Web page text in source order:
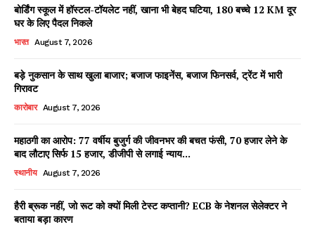
बोर्डिंग स्कूल में हॉस्टल-टॉयलेट नहीं, खाना भी बेहद घटिया, 180 बच्चे 12 KM दूर
घर के लिए पैदल निकले
भारत August 7, 2026
बड़े नुकसान के साथ खुला बाजार; बजाज फाइनेंस, बजाज फिनसर्व, ट्रेंट में भारी
गिरावट
कारोबार August 7, 2026
महाठगी का आरोप: 77 वर्षीय बुजुर्ग की जीवनभर की बचत फंसी, 70 हजार लेने के
बाद लौटाए सिर्फ 15 हजार, डीजीपी से लगाई न्याय...
स्थानीय August 7, 2026
हैरी ब्रूक नहीं, जो रूट को क्यों मिली टेस्ट कप्तानी? ECB के नेशनल सेलेक्टर ने
बताया बड़ा कारण